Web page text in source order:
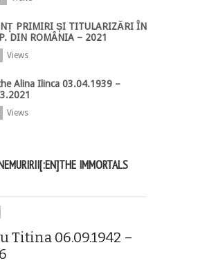
PRIMIRI ȘI TITULARIZĂRI ÎN
DIN ROMÂNIA – 2021
Views
Alina Ilinca 03.04.1939 –
Views
IMMORTALS
Titina 06.09.1942 –